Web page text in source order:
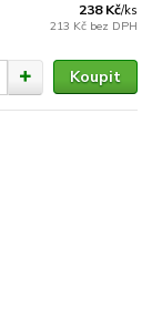
238 Kč/ks
213 Kč bez DPH
Koupit